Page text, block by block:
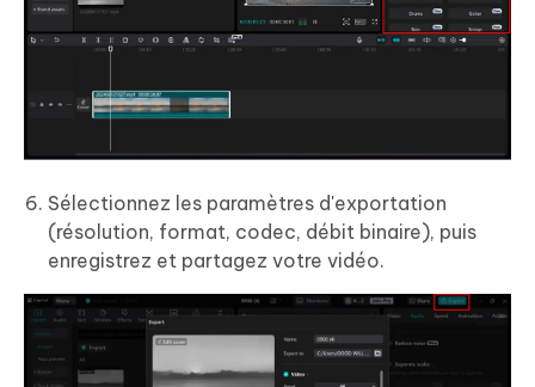
Sélectionnez les paramètres d'exportation
(résolution, format, codec, débit binaire), puis
enregistrez et partagez votre vidéo.